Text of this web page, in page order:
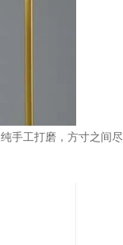
纯手工打磨，方寸之间